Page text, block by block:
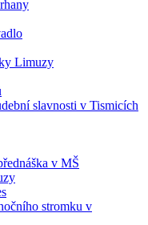
Limuzy
slavnosti v Tismicích
v MŠ
stromku v